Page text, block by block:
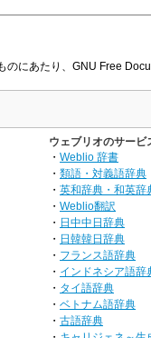
のにあたり、GNU Free
ウェブリオのサービ
・ Weblio 辞書
・ 類語・対義語辞典
・ 英和辞典・和英辞
・ Weblio翻訳
・ 日中中日辞典
・ 日韓韓日辞典
・ フランス語辞典
・ インドネシア語辞
・ タイ語辞典
・ ベトナム語辞典
・ 古語辞典